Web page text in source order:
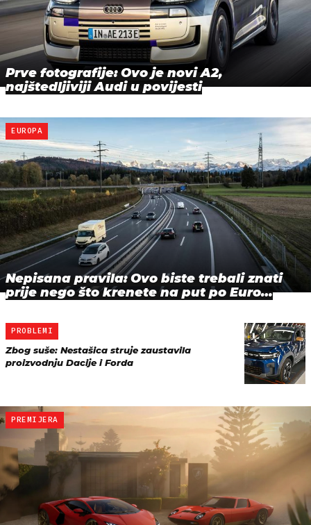
Prve fotografije: Ovo je novi A2,
najštedljiviji Audi u povijesti
EUROPA
Nepisana pravila: Ovo biste trebali znati
prije nego što krenete na put po Euro…
PROBLEMI
Zbog suše: Nestašica struje zaustavila
proizvodnju Dacije i Forda
PREMIJERA